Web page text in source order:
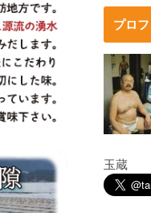
プロ
玉蔵